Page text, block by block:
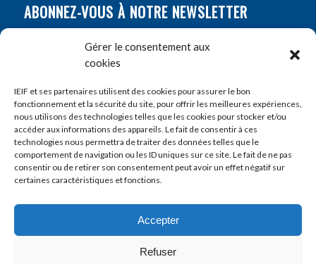
Gérer le consentement aux
cookies
IEIF et ses partenaires utilisent des cookies pour assurer le bon
fonctionnement et la sécurité du site, pour offrir les meilleures expériences,
nous utilisons des technologies telles que les cookies pour stocker et/ou
accéder aux informations des appareils. Le fait de consentir à ces
technologies nous permettra de traiter des données telles que le
comportement de navigation ou les ID uniques sur ce site. Le fait de ne pas
consentir ou de retirer son consentement peut avoir un effet négatif sur
certaines caractéristiques et fonctions.
Accepter
Refuser
ABONNEZ-VOUS À NOTRE NEWSLETTER
Prénom*
E-mail*